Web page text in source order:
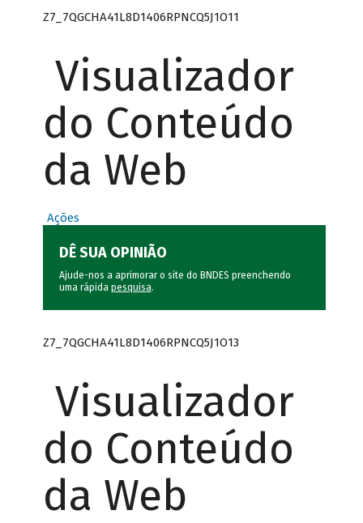
Z7_7QGCHA41L8D1406RPNCQ5J1O11
Visualizador
do Conteúdo
da Web
Ações
DÊ SUA OPINIÃO
Ajude-nos a aprimorar o site do BNDES preenchendo
uma rápida pesquisa.
Z7_7QGCHA41L8D1406RPNCQ5J1O13
Visualizador
do Conteúdo
da Web